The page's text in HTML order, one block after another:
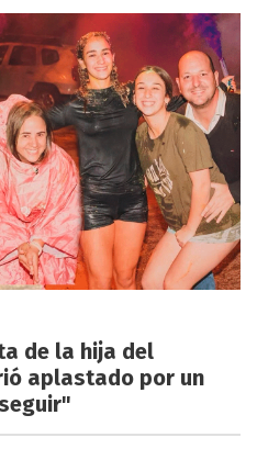
de la hija del
aplastado por un